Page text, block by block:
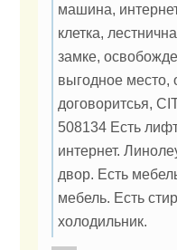
машина,
клетка,
замке,
выгодное место,
договоритсья,
508134 Есть
интернет.
двор. Есть
мебель. Есть
холодильник.